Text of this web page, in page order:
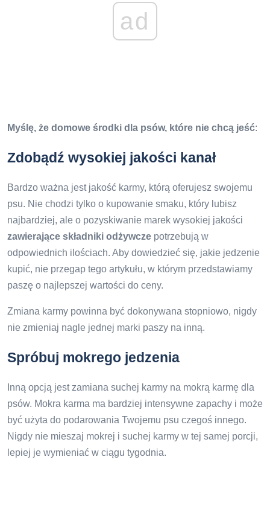
ad
Myślę, że domowe środki dla psów, które nie chcą jeść:
Zdobądź wysokiej jakości kanał
Bardzo ważna jest jakość karmy, którą oferujesz swojemu
psu. Nie chodzi tylko o kupowanie smaku, który lubisz
najbardziej, ale o pozyskiwanie marek wysokiej jakości
zawierające składniki odżywcze potrzebują w
odpowiednich ilościach. Aby dowiedzieć się, jakie jedzenie
kupić, nie przegap tego artykułu, w którym przedstawiamy
paszę o najlepszej wartości do ceny.
Zmiana karmy powinna być dokonywana stopniowo, nigdy
nie zmieniaj nagle jednej marki paszy na inną.
Spróbuj mokrego jedzenia
Inną opcją jest zamiana suchej karmy na mokrą karmę dla
psów. Mokra karma ma bardziej intensywne zapachy i może
być użyta do podarowania Twojemu psu czegoś innego.
Nigdy nie mieszaj mokrej i suchej karmy w tej samej porcji,
lepiej je wymieniać w ciągu tygodnia.